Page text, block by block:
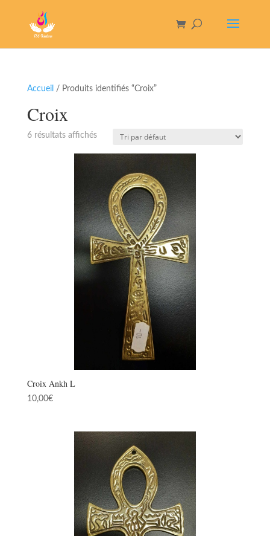
Accueil / Produits identifiés “Croix”
Croix
6 résultats affichés
Croix Ankh L
10,00€